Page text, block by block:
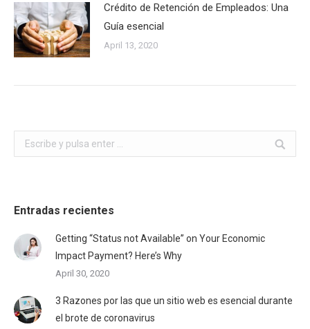
Crédito de Retención de Empleados: Una
Guía esencial
April 13, 2020
Buscar:
Entradas recientes
Getting “Status not Available” on Your Economic
Impact Payment? Here’s Why
April 30, 2020
3 Razones por las que un sitio web es esencial durante
el brote de coronavirus